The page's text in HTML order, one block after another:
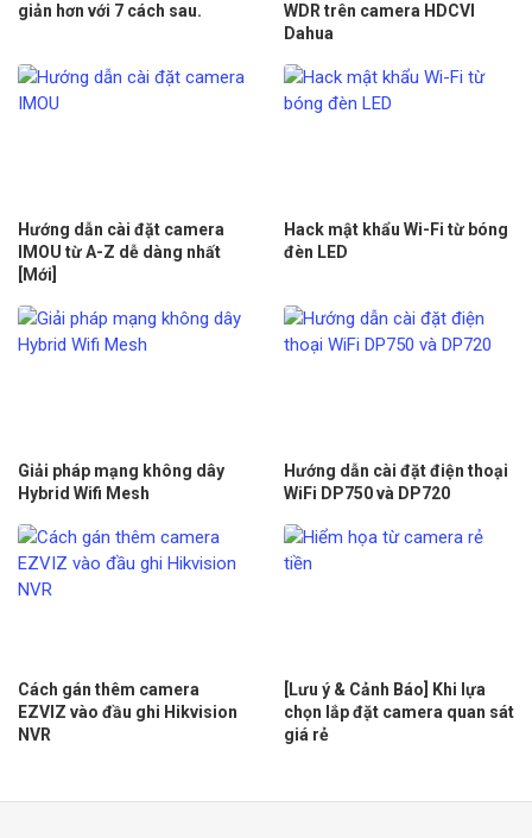
giản hơn với 7 cách sau.
WDR trên camera HDCVI
Dahua
Hướng dẫn cài đặt camera
IMOU từ A-Z dễ dàng nhất
[Mới]
Hack mật khẩu Wi-Fi từ bóng
đèn LED
Giải pháp mạng không dây
Hybrid Wifi Mesh
Hướng dẫn cài đặt điện thoại
WiFi DP750 và DP720
Cách gán thêm camera
EZVIZ vào đầu ghi Hikvision
NVR
[Lưu ý & Cảnh Báo] Khi lựa
chọn lắp đặt camera quan sát
giá rẻ